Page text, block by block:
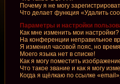
Почему я не могу
Что делает функция «Удалить
Параметры и настройки
Как мне изменить мои настройки?
На конференции неправильное
Я изменил часовой пояс, но
Моего языка нет в списке!
Как я могу поместить
Что такое звание и как я могу
Когда я щёлкаю по ссылке